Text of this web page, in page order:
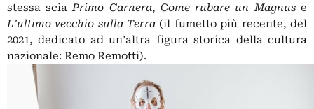
stessa sciaPrimo Carnera, Come rubare un Magnuse
L’ultimo vecchio sulla Terra (il fumetto più recente, del
2021, dedicato ad un’altra figura storica della cultura
nazionale: Remo Remotti).